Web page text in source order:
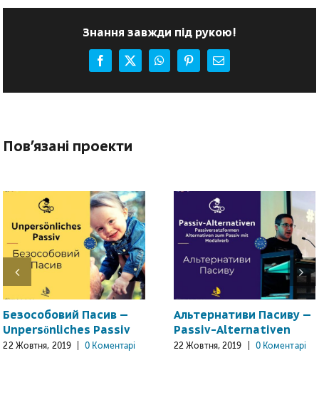
Знання завжди під рукою!
Facebook
X WhatsAppPinterest
E-
Пов'язані проекти
Безособовий Пасив –
Unpersönliches Passiv
22 Жовтня, 2019 0 Коментарі
Альтернативи Пасиву –
Passiv-Alternativen
22 Жовтня, 2019 0 Коментарі